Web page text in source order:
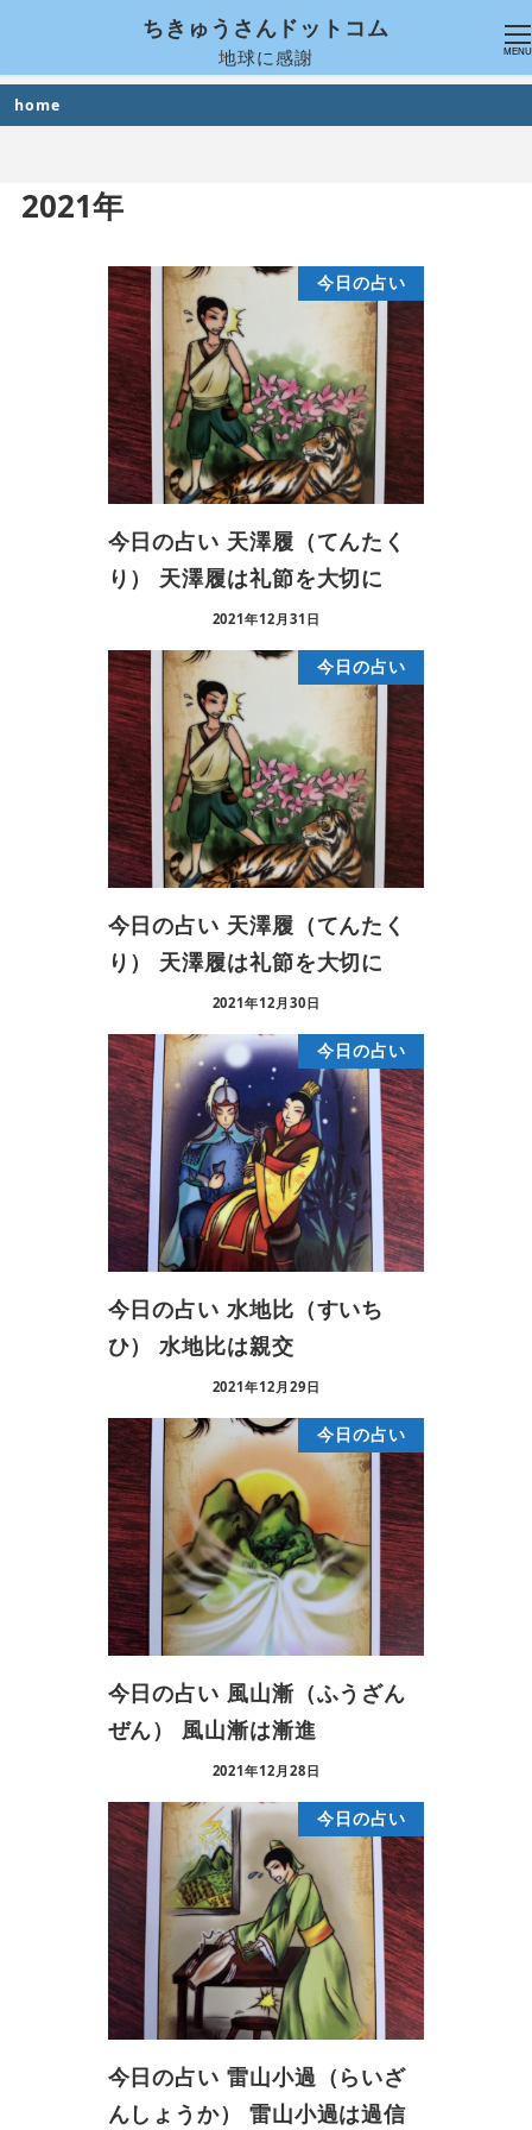
ちきゅうさんドットコム
地球に感謝 MENU
home
2021年
今日の占い
今日の占い 天澤履（てんたく
り） 天澤履は礼節を大切に
2021年12月31日
今日の占い
今日の占い 天澤履（てんたく
り） 天澤履は礼節を大切に
2021年12月30日
今日の占い
今日の占い 水地比（すいち
ひ） 水地比は親交
2021年12月29日
今日の占い
今日の占い 風山漸（ふうざん
ぜん） 風山漸は漸進
2021年12月28日
今日の占い
今日の占い 雷山小過（らいざ
んしょうか） 雷山小過は過信